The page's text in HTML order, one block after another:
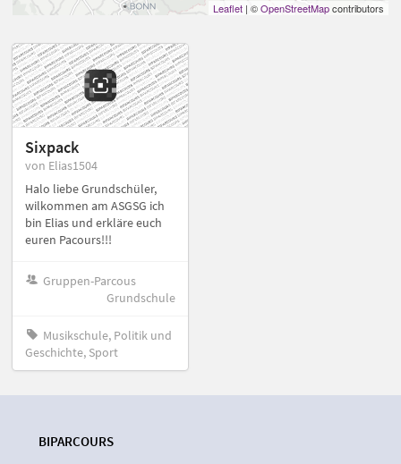
Leaflet | ©OpenStreetMapcontributors
Sixpack
von Elias1504
Halo liebe Grundschüler,
wilkommen am ASGSG ich
bin Elias und erkläre euch
euren Pacours!!!
Gruppen-Parcous
Grundschule
Musikschule, Politik und
Geschichte, Sport
BIPARCOURS